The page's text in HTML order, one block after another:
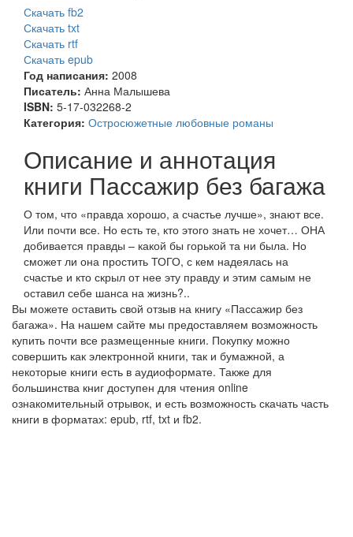
Скачать fb2
Скачать txt
Скачать rtf
Скачать epub
Год написания: 2008
Писатель: Анна Малышева
ISBN: 5-17-032268-2
Категория: Остросюжетные любовные романы
Описание и аннотация
книги Пассажир без багажа
О том, что «правда хорошо, а счастье лучше», знают все.
Или почти все. Но есть те, кто этого знать не хочет… ОНА
добивается правды – какой бы горькой та ни была. Но
сможет ли она простить ТОГО, с кем надеялась на
счастье и кто скрыл от нее эту правду и этим самым не
оставил себе шанса на жизнь?..
Вы можете оставить свой отзыв на книгу «Пассажир без
багажа». На нашем сайте мы предоставляем возможность
купить почти все размещенные книги. Покупку можно
совершить как электронной книги, так и бумажной, а
некоторые книги есть в аудиоформате. Также для
большинства книг доступен для чтения online
ознакомительный отрывок, и есть возможность скачать часть
книги в форматах: epub, rtf, txt и fb2.